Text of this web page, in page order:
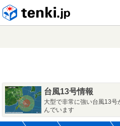
台風13号情報
大型で非常に強い台風13
んでいます